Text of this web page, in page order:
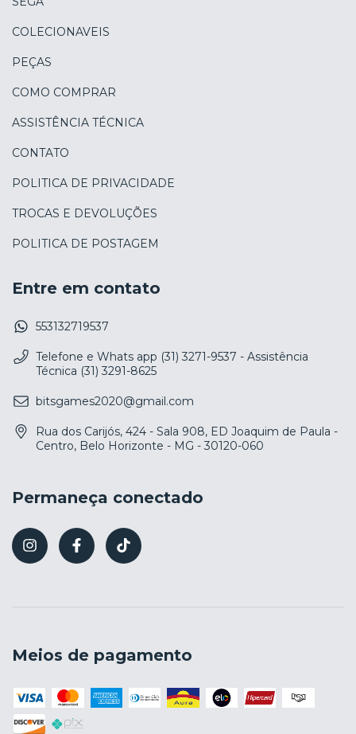
COLECIONAVEIS
PEÇAS
COMO COMPRAR
ASSISTÊNCIA TÉCNICA
CONTATO
POLITICA DE PRIVACIDADE
TROCAS E DEVOLUÇÕES
POLITICA DE POSTAGEM
Entre em contato
553132719537
Telefone e Whats app (31) 3271-9537 - Assistência
Técnica (31) 3291-8625
bitsgames2020@gmail.com
Rua dos Carijós, 424 - Sala 908, ED Joaquim de Paula -
Centro, Belo Horizonte - MG - 30120-060
Permaneça conectado
Meios de pagamento